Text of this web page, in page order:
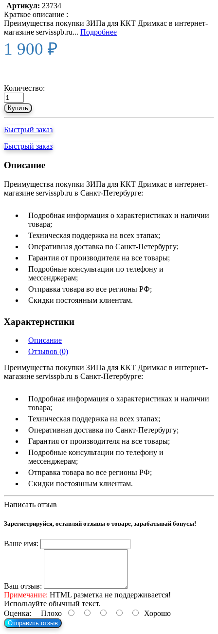
Артикул: 23734
Краткое описание :
Преимущества покупки ЗИПа для ККТ Дримкас в интернет-
магазине servisspb.ru... Подробнее
1 900 ₽
Количество:
Купить
Быстрый заказ
Быстрый заказ
Описание
Преимущества покупки ЗИПа для ККТ Дримкас в интернет-
магазине servisspb.ru в Санкт-Петербурге:
Подробная информация о характеристиках и наличии
товара;
Техническая поддержка на всех этапах;
Оперативная доставка по Санкт-Петербургу;
Гарантия от производителя на все товары;
Подробные консультации по телефону и
мессенджерам;
Отправка товара во все регионы РФ;
Скидки постоянным клиентам.
Характеристики
Описание
Отзывов (0)
Преимущества покупки ЗИПа для ККТ Дримкас в интернет-
магазине servisspb.ru в Санкт-Петербурге:
Подробная информация о характеристиках и наличии
товара;
Техническая поддержка на всех этапах;
Оперативная доставка по Санкт-Петербургу;
Гарантия от производителя на все товары;
Подробные консультации по телефону и
мессенджерам;
Отправка товара во все регионы РФ;
Скидки постоянным клиентам.
Написать отзыв
Зарегистрируйся, оставляй отзывы о товаре, зарабатывай бонусы!
Ваше имя:
Ваш отзыв:
Примечание: HTML разметка не поддерживается!
Используйте обычный текст.
Оценка: Плохо Хорошо
Отправить отзыв